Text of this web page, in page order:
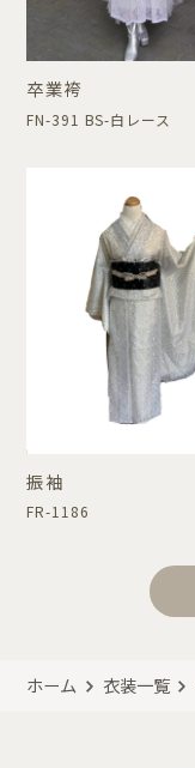
卒業袴
FN-391 BS-白レース
振袖
FR-1186
ホーム 衣装一覧